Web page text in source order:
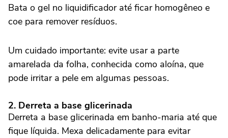
Bata o gel no liquidificador até ficar homogêneo e
coe para remover resíduos.
Um cuidado importante: evite usar a parte
amarelada da folha, conhecida como aloína, que
pode irritar a pele em algumas pessoas.
2. Derreta a base glicerinada
Derreta a base glicerinada em banho-maria até que
fique líquida. Mexa delicadamente para evitar